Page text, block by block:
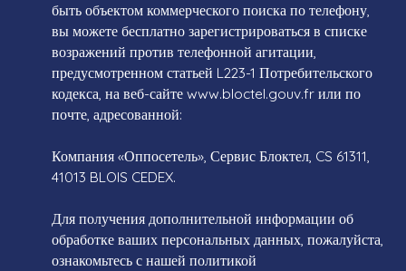
быть объектом коммерческого поиска по телефону,
вы можете бесплатно зарегистрироваться в списке
возражений против телефонной агитации,
предусмотренном статьей L223-1 Потребительского
кодекса, на веб-сайте www.bloctel.gouv.fr или по
почте, адресованной:
Компания «Оппосетель», Сервис Блоктел, CS 61311,
41013 BLOIS CEDEX.
Для получения дополнительной информации об
обработке ваших персональных данных, пожалуйста,
ознакомьтесь с нашей политикой